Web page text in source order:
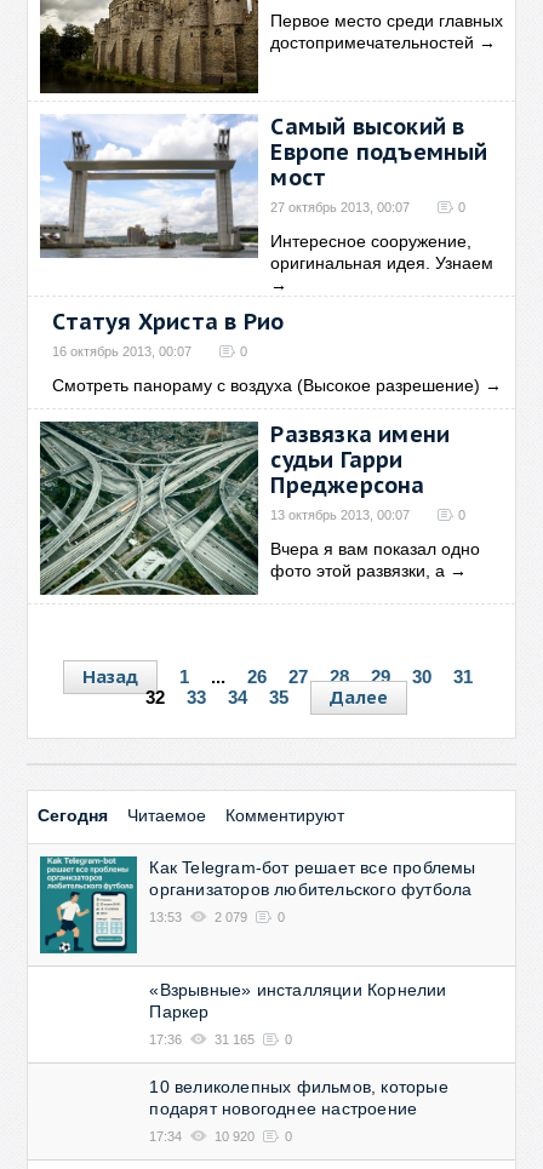
Первое место среди главных
достопримечательностей →
Самый высокий в
Европе подъемный
мост
27 октябрь 2013, 00:07 0
Интересное сооружение,
оригинальная идея. Узнаем
→
Статуя Христа в Рио
16 октябрь 2013, 00:07 0
Смотреть панораму с воздуха (Высокое разрешение) →
Развязка имени
судьи Гарри
Преджерсона
13 октябрь 2013, 00:07 0
Вчера я вам показал одно
фото этой развязки, а →
Назад 1 ... 26 27 28 29 30
31
32
33 34 35 Далее
Сегодня Читаемое Комментируют
Как Telegram-бот решает все проблемы
организаторов любительского футбола
13:53 2 079 0
«Взрывные» инсталляции Корнелии
Паркер
17:36 31 165 0
10 великолепных фильмов, которые
подарят новогоднее настроение
17:34 10 920 0